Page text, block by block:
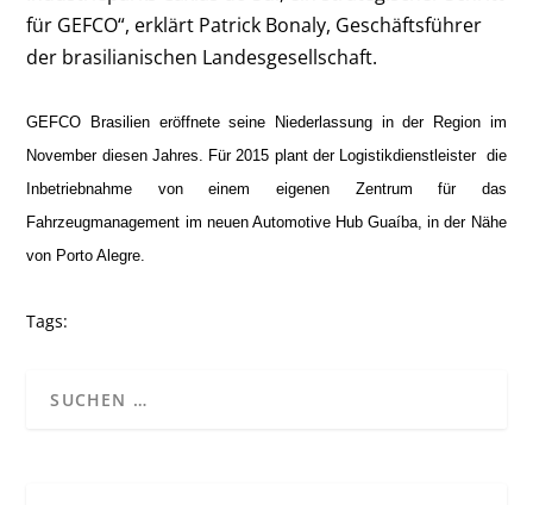
für GEFCO“, erklärt Patrick Bonaly, Geschäftsführer
der brasilianischen Landesgesellschaft.
GEFCO Brasilien eröffnete seine Niederlassung in der Region im
November diesen Jahres. Für 2015 plant der Logistikdienstleister die
Inbetriebnahme von einem eigenen Zentrum für das
Fahrzeugmanagement im neuen Automotive Hub Guaíba, in der Nähe
von Porto Alegre.
Tags: